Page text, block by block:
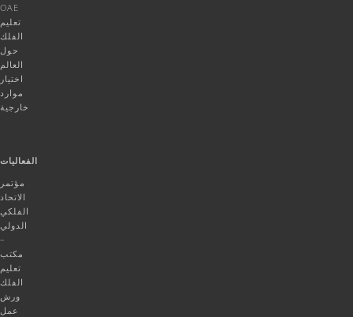
OAE
تعليم
الفلك
حول
العالم
اختيار
موارد
خارجية
الفعاليات
مؤتمر
الاتحاد
الفلكي
الدولي
–
مكتب
تعليم
الفلك
ورش
عمل